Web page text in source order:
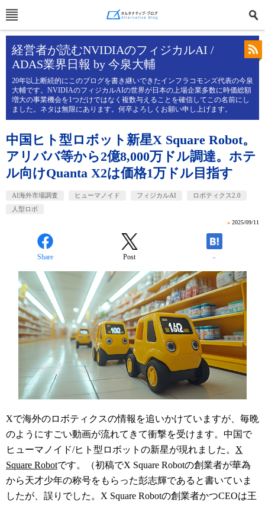
経営者が読むNVIDIAのフィジカルAI /
ADAS業界日報 by 今泉大輔
20年以上断続的にこのブログを書き継いできたインフラコモンズ代表の今泉
大輔です。NVIDIAのフィジカルAIの世界が日本の上場企業多数に時価総額
増大の事業機会を1つだけではなく複数与えることを確信してこの名前にし
ました。ネタは無限にあります。何卒よろしくお願い申し上げます。
中国ヒト型ロボット新星X Square Robot。
アリババ等から2億8,000万ドル調達。ホテ
ル向けQuanta X2は価格1万ドル目指す
AI海外市場調査 ヒューマノイド フィジカルAI
ロボティクス2.0
人型ロボ
» 2025/09/11
Share Post -
Xで海外のロボティクスの情報を追いかけていますが、毎晩
のようにすごい動画が流れてきて衝撃を受けます。中国で
ヒューマノイド/ヒト型ロボットの新星が現れました。 X
Square Robotです。（初稿でX Square Robotの創業者が華為
から天才少年の称号をもらった彭志輝であると書いていま
したが、誤りでした。X Square Robotの創業者かつCEOは王